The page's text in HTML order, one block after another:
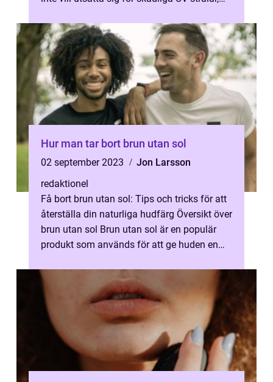
Hur man tar bort brun utan sol
02 september 2023
Jon Larsson
redaktionel
Få bort brun utan sol: Tips och tricks för att
återställa din naturliga hudfärg Översikt över
brun utan sol Brun utan sol är en populär
produkt som används för att ge huden en